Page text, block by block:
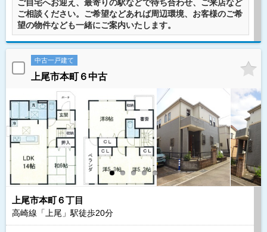
ご自宅へお迎え、最寄りの駅などで待ち合わせ、ご来店など
ご相談ください。ご希望などあれば周辺環境、お客様のご希
望の物件なども一緒にご案内いたします。
中古一戸建て
上尾市本町６中古
上尾市本町６丁目
高崎線「上尾」駅徒歩20分